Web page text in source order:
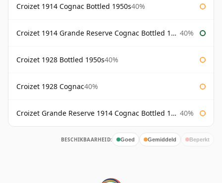
Croizet 1914 Cognac Bottled 1950s40%
Croizet 1914 Grande Reserve Cognac Bottled 1950s 40%
Croizet 1928 Bottled 1950s40%
Croizet 1928 Cognac40%
Croizet Grande Reserve 1914 Cognac Bottled 1950s 40%
BESCHIKBAARHEID: Goed Gemiddeld Beperkt